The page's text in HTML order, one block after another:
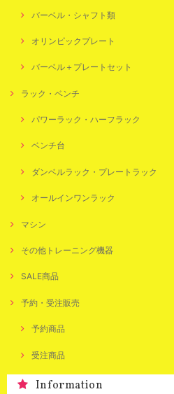
バーベル・シャフト類
オリンピックプレート
バーベル＋プレートセット
ラック・ベンチ
パワーラック・ハーフラック
ベンチ台
ダンベルラック・プレートラック
オールインワンラック
マシン
その他トレーニング機器
SALE商品
予約・受注販売
予約商品
受注商品
Information